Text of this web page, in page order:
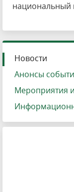
национальный
Новости
Анонсы
Мероприятия